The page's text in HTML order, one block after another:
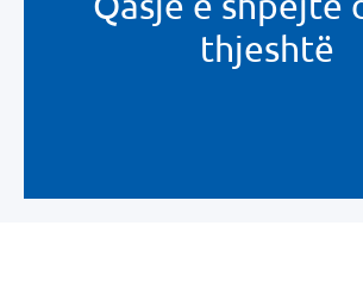
thjeshtë
Të gjitha faturat do të mund t’i
lehtë në kutinë tuaj postare